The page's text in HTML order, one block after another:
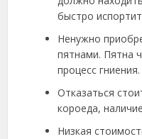
быстро
Ненужно
пятнами. Пятна
процесс гниения.
Отказаться
короеда,
Низкая